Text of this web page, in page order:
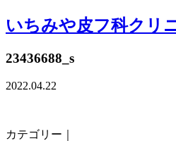
いちみや皮フ科クリ
23436688_s
2022.04.22
カテゴリー｜